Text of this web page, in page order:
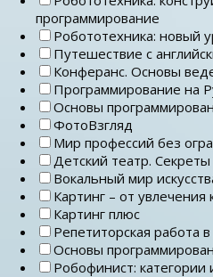
программирование
Робототехника: новый
Путешествие с
Конферанс. Основы
Программирование на
Основы
ФотоВзгляд
Мир профессий без
Детский театр.
Вокальный мир
Картинг – от увлечения
Картинг плюс
Репетиторская работа
Основы
Робофинист: категории